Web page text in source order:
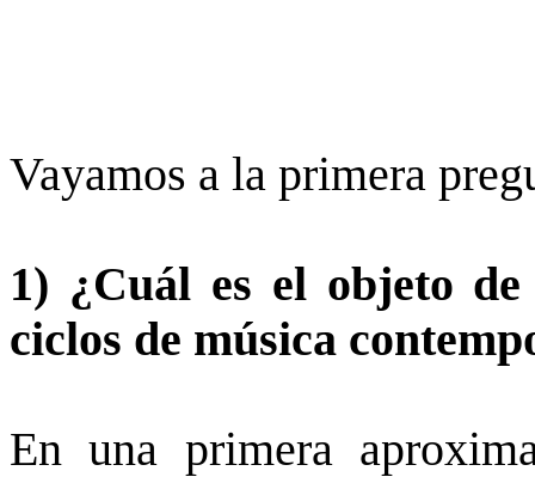
Vayamos a la primera
1) ¿Cuál es el objeto
ciclos de música
En una primera